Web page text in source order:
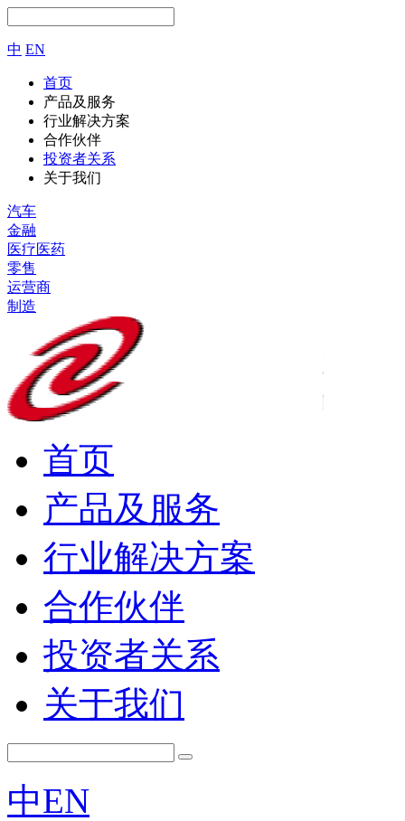
中 EN
首页
产品及服务
行业解决方案
合作伙伴
投资者关系
关于我们
汽车
金融
医疗医药
零售
运营商
制造
首页
产品及服务
行业解决方案
合作伙伴
投资者关系
关于我们
中EN